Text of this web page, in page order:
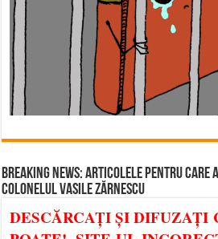
BREAKING NEWS: ARTICOLELE PENTRU CARE
COLONELUL VASILE ZĂRNESCU
DESCĂRCAȚI ȘI DIFUZAȚI